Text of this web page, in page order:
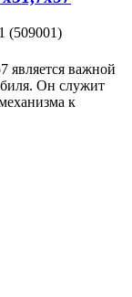
(509001)
является важной
Он служит
к